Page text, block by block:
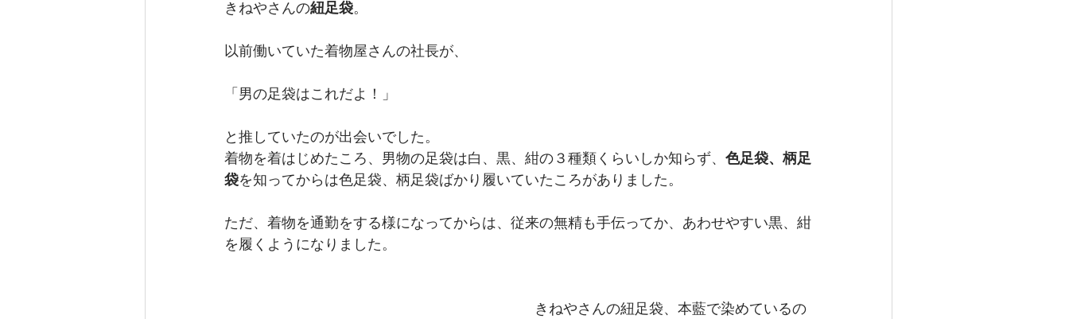
きねやさんの紐足袋。
以前働いていた着物屋さんの社長が、
「男の足袋はこれだよ！」
と推していたのが出会いでした。
着物を着はじめたころ、男物の足袋は白、黒、紺の３種類くらいしか知らず、 色足袋、柄足
袋を知ってからは色足袋、柄足袋ばかり履いていたころがありました。
ただ、着物を通勤をする様になってからは、従来の無精も手伝ってか、あわせやすい黒、紺
を履くようになりました。
​きねやさんの紐足袋、本藍で染めているの